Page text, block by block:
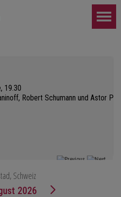
19.30
Robert Schumann und Astor
Schweiz
2026